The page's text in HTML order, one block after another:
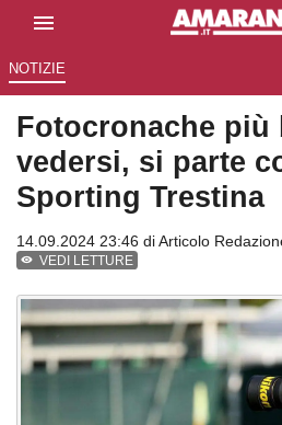
NOTIZIE
Fotocronache più
vedersi, si parte
Sporting Trestina
14.09.2024 23:46 diArticolo
VEDI LETTURE